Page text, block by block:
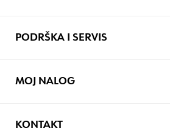
PODRŠKA I SERVIS
MOJ NALOG
KONTAKT